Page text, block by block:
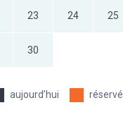
23 24 25
30
aujourd’hui réservé